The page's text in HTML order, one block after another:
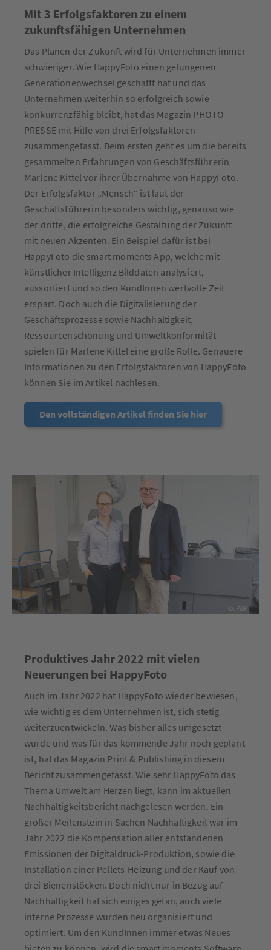
Mit 3 Erfolgsfaktoren zu einem
zukunftsfähigen Unternehmen
Das Planen der Zukunft wird für Unternehmen immer
schwieriger. Wie HappyFoto einen gelungenen
Generationenwechsel geschafft hat und das
Unternehmen weiterhin so erfolgreich sowie
konkurrenzfähig bleibt, hat das Magazin PHOTO
PRESSE mit Hilfe von drei Erfolgsfaktoren
zusammengefasst. Beim ersten geht es um die bereits
gesammelten Erfahrungen von Geschäftsführerin
Marlene Kittel vor ihrer Übernahme von HappyFoto.
Der Erfolgsfaktor „Mensch“ ist laut der
Geschäftsführerin besonders wichtig, genauso wie
der dritte, die erfolgreiche Gestaltung der Zukunft
mit neuen Akzenten. Ein Beispiel dafür ist bei
HappyFoto die smart moments App, welche mit
künstlicher Intelligenz Bilddaten analysiert,
aussortiert und so den KundInnen wertvolle Zeit
erspart. Doch auch die Digitalisierung der
Geschäftsprozesse sowie Nachhaltigkeit,
Ressourcenschonung und Umweltkonformität
spielen für Marlene Kittel eine große Rolle. Genauere
Informationen zu den Erfolgsfaktoren von HappyFoto
können Sie im Artikel nachlesen.
Den vollständigen Artikel finden Sie hier
Produktives Jahr 2022 mit vielen
Neuerungen bei HappyFoto
Auch im Jahr 2022 hat HappyFoto wieder bewiesen,
wie wichtig es dem Unternehmen ist, sich stetig
weiterzuentwickeln. Was bisher alles umgesetzt
wurde und was für das kommende Jahr noch geplant
ist, hat das Magazin Print & Publishing in diesem
Bericht zusammengefasst. Wie sehr HappyFoto das
Thema Umwelt am Herzen liegt, kann im aktuellen
Nachhaltigkeitsbericht nachgelesen werden. Ein
großer Meilenstein in Sachen Nachhaltigkeit war im
Jahr 2022 die Kompensation aller entstandenen
Emissionen der Digitaldruck-Produktion, sowie die
Installation einer Pellets-Heizung und der Kauf von
drei Bienenstöcken. Doch nicht nur in Bezug auf
Nachhaltigkeit hat sich einiges getan, auch viele
interne Prozesse wurden neu organisiert und
optimiert. Um den KundInnen immer etwas Neues